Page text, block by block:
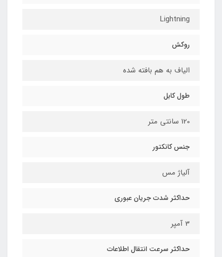
Lightning
روکش
الیاف به هم بافته شده
طول کابل
120 سانتی متر
جنس کانکتور
آلیاژ مس
حداکثر شدت جریان عبوری
3 آمپر
حداکثر سرعت انتقال اطلاعات